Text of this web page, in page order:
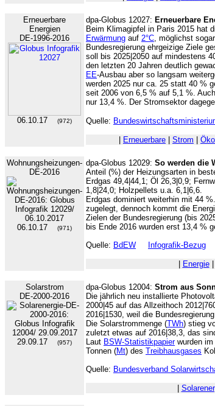
Erneuerbare
Energien
DE-1996-2016
06.10.17 (972)
dpa-Globus 12027: Erneuerbare
Beim Klimagipfel in Paris 2015 hat
Erwärmung auf 2°C, möglichst
Bundesregierung ehrgeizige Ziele
soll bis 2025|2050 auf mindestens
den letzten 20 Jahren deutlich
EE-Ausbau aber so langsam
werden 2025 nur ca. 25 statt 40 %
seit 2006 von 6,5 % auf 5,1 %.
nur 13,4 %. Der Stromsektor
Quelle:
Erneuerbare Strom
Wohnungsheizungen-
DE-2016
06.10.17 (971)
dpa-Globus 12029: So werden die
Anteil (%) der Heizungsarten in
Erdgas 49,4|44,1; Öl 26,3|0,9;
1,8|24,0; Holzpellets u.a. 6,1|6,6.
Erdgas dominiert weiterhin mit 44
zugelegt, dennoch kommt die
Zielen der Bundesregierung (bis
bis Ende 2016 wurden erst 13,4 %
Quelle: BdEW Infografik-Bezug
Energie|
Solarstrom
DE-2000-2016
29.09.17 (957)
dpa-Globus 12004: Strom aus
Die jährlich neu installierte
2000|45 auf das Allzeithoch
2016|1530, weil die
Die Solarstrommenge (TWh) stieg
zuletzt etwas auf 2016|38,3, das
Laut BSW-Statistikpapierwurden im
Tonnen (Mt) des Treibhausgases
Quelle: Bundesverband